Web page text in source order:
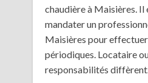
chaudière à Maisières. Il
mandater un
Maisières pour
périodiques. Locataire
responsabilités